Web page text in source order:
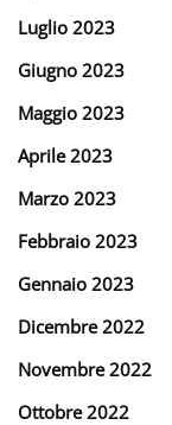
Luglio 2023
Giugno 2023
Maggio 2023
Aprile 2023
Marzo 2023
Febbraio 2023
Gennaio 2023
Dicembre 2022
Novembre 2022
Ottobre 2022